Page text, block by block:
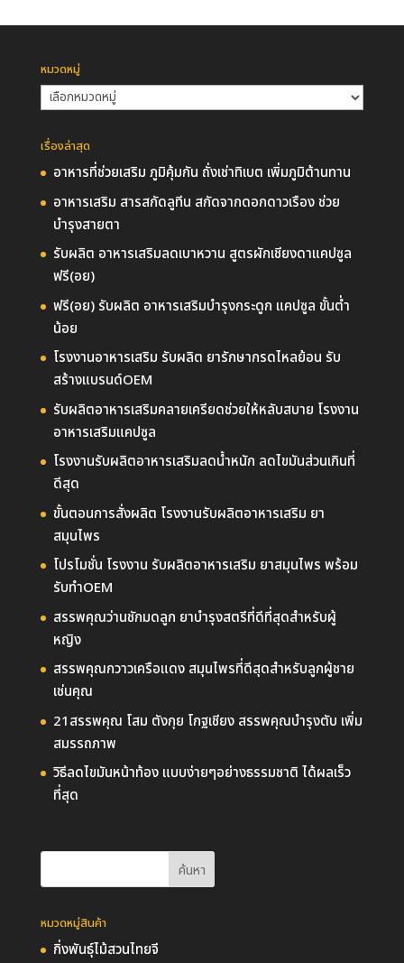
หมวดหมู่
หมวด
เรื่องล่าสุด
อาหารที่ช่วยเสริม ภูมิคุ้มกัน ถั่งเช่าทิเบต เพิ่มภูมิต้านทาน
อาหารเสริม สารสกัดลูทีน สกัดจากดอกดาวเรือง ช่วย
บำรุงสายตา
รับผลิต อาหารเสริมลดเบาหวาน สูตรผักเชียงดาแคปซูล
ฟรี(อย)
ฟรี(อย) รับผลิต อาหารเสริมบำรุงกระดูก แคปซูล ขั้นต่ำ
น้อย
โรงงานอาหารเสริม รับผลิต ยารักษากรดไหลย้อน รับ
สร้างแบรนด์OEM
รับผลิตอาหารเสริมคลายเครียดช่วยให้หลับสบาย โรงงาน
อาหารเสริมแคปซูล
โรงงานรับผลิตอาหารเสริมลดน้ำหนัก ลดไขมันส่วนเกินที่
ดีสุด
ขั้นตอนการสั่งผลิต โรงงานรับผลิตอาหารเสริม ยา
สมุนไพร
โปรโมชั่น โรงงาน รับผลิตอาหารเสริม ยาสมุนไพร พร้อม
รับทำOEM
สรรพคุณว่านชักมดลูก ยาบำรุงสตรีที่ดีที่สุดสำหรับผู้
หญิง
สรรพคุณกวาวเครือแดง สมุนไพรที่ดีสุดสำหรับลูกผู้ชาย
เช่นคุณ
21สรรพคุณ โสม ตังกุย โกฐเชียง สรรพคุณบำรุงตับ เพิ่ม
สมรรถภาพ
วิธีลดไขมันหน้าท้อง แบบง่ายๆอย่างธรรมชาติ ได้ผลเร็ว
ที่สุด
หมวดหมู่สินค้า
กิ่งพันธุ์ไม้สวนไทยจี